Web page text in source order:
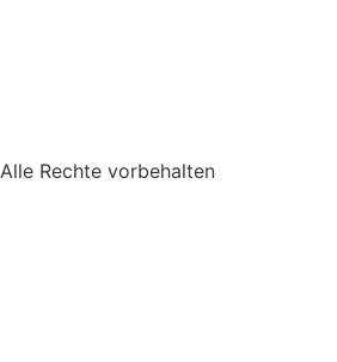
Alle Rechte vorbehalten